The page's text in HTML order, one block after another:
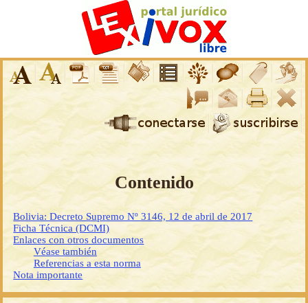
Contenido
Bolivia: Decreto Supremo Nº 3146, 12 de abril de 2017
Ficha Técnica (DCMI)
Enlaces con otros documentos
Véase también
Referencias a esta norma
Nota importante